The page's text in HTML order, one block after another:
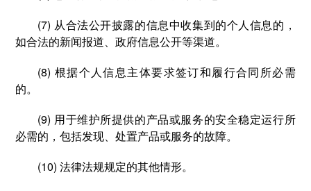
(7) 从合法公开披露的信息中收集到的个人信息的，
如合法的新闻报道、政府信息公开等渠道。
(8) 根据个人信息主体要求签订和履行合同所必需
的。
(9) 用于维护所提供的产品或服务的安全稳定运行所
必需的，包括发现、处置产品或服务的故障。
(10) 法律法规规定的其他情形。